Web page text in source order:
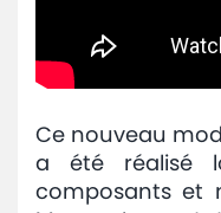
Ce nouveau
a été réalisé
composants et